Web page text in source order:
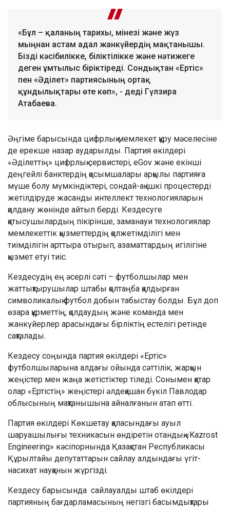
«Бұл – қаланың тарихы, мінезі және жүз
мыңнан астам адал жанкүйердің мақтанышы.
Бізді кәсібилікке, біліктілікке және нәтижеге
деген ұмтылыс біріктіреді. Сондықтан «Ертіс»
пен «Әділет» партиясының ортақ
құндылықтары өте көп», - деді Гүлзира
Атабаева.
Әңгіме барысында цифрлық мемлекет құру мәселесіне
де ерекше назар аударылды. Партия өкілдері
«Әділеттің» цифрлық сервистері, eGov және екінші
деңгейлі банктердің қосымшалары арқылы партияға
мүше болу мүмкіндіктері, сондай-ақ ішкі процестерді
жетілдіруде жасанды интеллект технологияларын
қолдану жөнінде айтып берді. Кездесуге
қатысушылардың пікірінше, заманауи технологиялар
мемлекеттік қызметтердің қолжетімділігі мен
тиімділігін арттыра отырып, азаматтардың игілігіне
қызмет етуі тиіс.
Кездесудің ең әсерлі сәті – футболшылар мен
жаттықтырушылар штабы қолтаңба қалдырған
символикалық футбол добын табыстау болды. Бұл доп
өзара құрметтің, қолдаудың және команда мен
жанкүйерлер арасындағы бірліктің естелігі ретінде
сақталады.
Кездесу соңында партия өкілдері «Ертіс»
футболшыларына алдағы ойында сәттілік, жарқын
жеңістер мен жаңа жетістіктер тіледі. Сонымен қатар
олар «Ертістің» жеңістері әлдеқашан бүкіл Павлодар
облысының мақтанышына айналғанын атап өтті.
Партия өкілдері Көкшетау қаласындағы ауыл
шаруашылығы техникасын өндіретін отандық «Kazrost
Engineering» кәсіпорнында Қазақстан Республикасы
Құрылтайы депутаттарын сайлау алдындағы үгіт-
насихат науқанын жүргізді.
Кездесу барысында сайлауалды штаб өкілдері
партияның бағдарламасының негізгі басымдықтары